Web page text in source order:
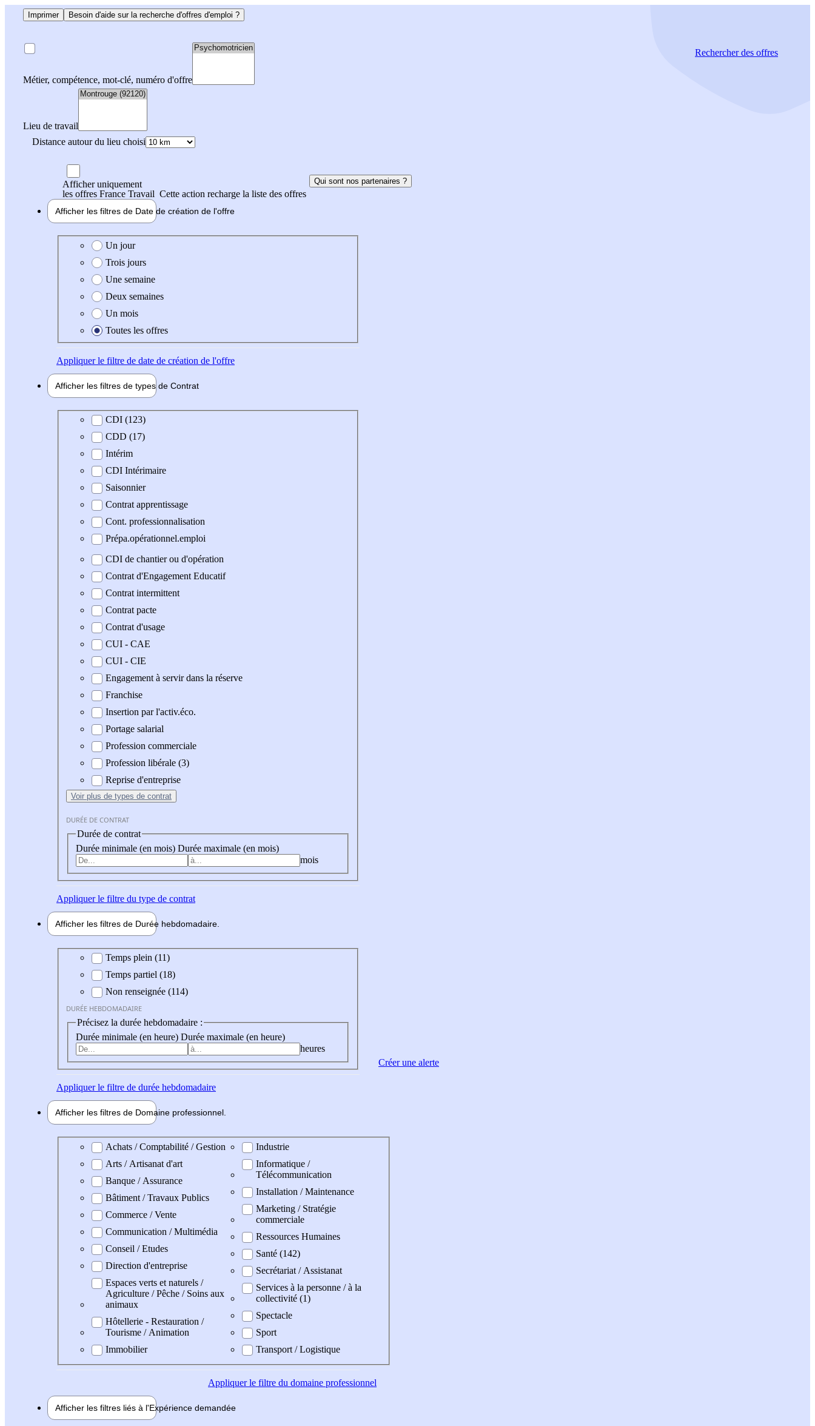
Imprimer Besoin d'aide sur la recherche d'offres d'emploi ?
Métier, compétence, mot-clé, numéro d'offre
Lieu de travail
Distance autour du lieu choisi
Rechercherdes offres
Afficher uniquement
les offres France Travail Cette action recharge la liste des offres
Qui sont nos partenaires ?
Afficher les filtres de Date de création de l'offre
Date de création de l'offre
Un jour
Trois jours
Une semaine
Deux semaines
Un mois
Toutes les offres
Appliquerle filtre de date de création de l'offre
Afficher les filtres de types de Contrat
Type de contratCDI (123)
CDD (17)
Intérim
CDI Intérimaire
Saisonnier
Contrat apprentissage
Cont. professionnalisation
Prépa.opérationnel.emploi
CDI de chantier ou d'opération
Contrat d'Engagement Educatif
Contrat intermittent
Contrat pacte
Contrat d'usage
CUI - CAE
CUI - CIE
Engagement à servir dans la réserve
Franchise
Insertion par l'activ.éco.
Portage salarial
Profession commerciale
Profession libérale (3)
Reprise d'entreprise
Voir plus de types de contrat
DURÉE DE CONTRAT
Durée de contrat
Durée minimale (en mois) Durée maximale (en mois)
mois
Appliquerle filtre du type de contrat
Afficher les filtres de Durée hebdomadaire
Durée hebdomadaire
Temps plein (11)
Temps partiel (18)
Non renseignée (114)
DURÉE HEBDOMADAIRE
Précisez la durée hebdomadaire :
Durée minimale (en heure) Durée maximale (en heure)
heures
Appliquerle filtre de durée hebdomadaire
Afficher les filtres de Domaine professionnel
Domaine professionel
Achats / Comptabilité / Gestion
Arts / Artisanat d'art
Banque / Assurance
Bâtiment / Travaux Publics
Commerce / Vente
Communication / Multimédia
Conseil / Etudes
Direction d'entreprise
Espaces verts et naturels /
Agriculture / Pêche / Soins aux
animaux
Hôtellerie - Restauration /
Tourisme / Animation
Immobilier
Industrie
Informatique /
Télécommunication
Installation / Maintenance
Marketing / Stratégie
commerciale
Ressources Humaines
Santé (142)
Secrétariat / Assistanat
Services à la personne / à la
collectivité (1)
Spectacle
Sport
Transport / Logistique
Appliquerle filtre du domaine professionnel
Afficher les filtres liés à l'Expérience demandée
Créer une alerte